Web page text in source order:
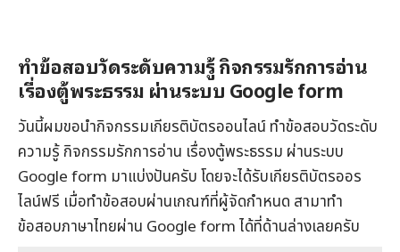
ทำข้อสอบวัดระดับความรู้ กิจกรรมรักการอ่าน
เรื่องตู้พระธรรม ผ่านระบบ Google form
วันนี้ผมขอนำกิจกรรมเกียรติบัตรออนไลน์ ทำข้อสอบวัดระดับ
ความรู้ กิจกรรมรักการอ่าน เรื่องตู้พระธรรม ผ่านระบบ
Google form มาแบ่งปันครับ โดยจะได้รับเกียรติบัตรออร
ไลน์ฟรี เมื่อทำข้อสอบผ่านเกณฑ์ที่ผู้จัดกำหนด สามาทำ
ข้อสอบภาษาไทยผ่าน Google form ได้ที่ด้านล่างเลยครับ